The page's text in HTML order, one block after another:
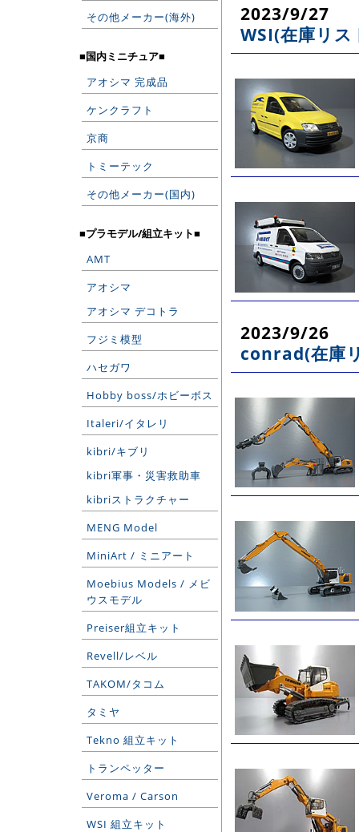
その他メーカー(海外)
■国内ミニチュア■
アオシマ 完成品
ケンクラフト
京商
トミーテック
その他メーカー(国内)
■プラモデル/組立キット■
AMT
アオシマ
アオシマ デコトラ
フジミ模型
ハセガワ
Hobby boss/ホビーボス
Italeri/イタレリ
kibri/キブリ
kibri軍事・災害救助車
kibriストラクチャー
MENG Model
MiniArt / ミニアート
Moebius Models / メビ
ウスモデル
Preiser組立キット
Revell/レベル
TAKOM/タコム
タミヤ
Tekno 組立キット
トランペッター
Veroma / Carson
WSI 組立キット
2023/9/27
WSI(在庫リス
2023/9/26
conrad(在庫